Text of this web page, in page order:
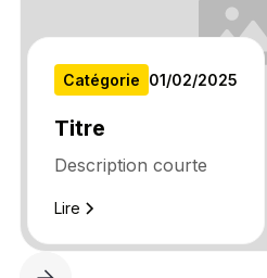
Catégorie 01/02/2025
Titre
Description courte
Lire